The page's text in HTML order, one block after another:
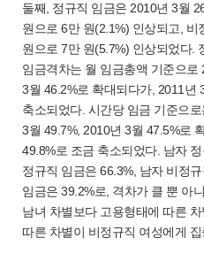
둘째, 정규직 임금은 2010년 3월
원으로 6만 원(2.1%) 인상되고,
원으로 7만 원(5.7%) 인상되었다.
임금격차는 월 임금총액 기준으로
3월 46.2%로 확대되다가, 2011년
축소되었다. 시간당 임금 기준으
3월 49.7%, 2010년 3월 47.5%로
49.8%로 조금 축소되었다. 남자
정규직 임금은 66.3%, 남자 비정
임금은 39.2%로, 격차가 클 뿐 아
남녀 차별보다 고용형태에 따른
따른 차별이 비정규직 여성에게